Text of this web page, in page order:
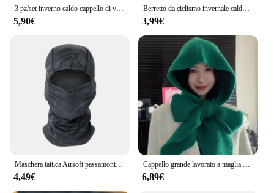
3 pz/set inverno caldo cappello di velluto sciarpa guanti Set per uomo donna cappello da equitazione all'aperto berretti protezione collo sciarpa Cap
5,90€
Berretto da ciclismo invernale caldo per uomo bicicletta moto passamontagna antivento sciarpa sportiva velluto Bike Face Cover donna escursionismo cappello da sci
3,99€
Maschera tattica Airsoft passamontagna integrale Paintball ciclismo bicicletta escursionismo sciarpa pesca Snowboard maschere da sci cappuccio cappello uomo donna
4,49€
Cappello grande lavorato a maglia berretti berretto per uomo e donna inverno caldo Unisex con cappuccio cappello collo sciarpa berretto sci cappello freddo passamontagna berretti cofano
6,89€